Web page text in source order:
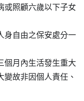
或照顧六歲以下子女
身自由之保安處分一
個月內生活發生重大
故非因個人責任、